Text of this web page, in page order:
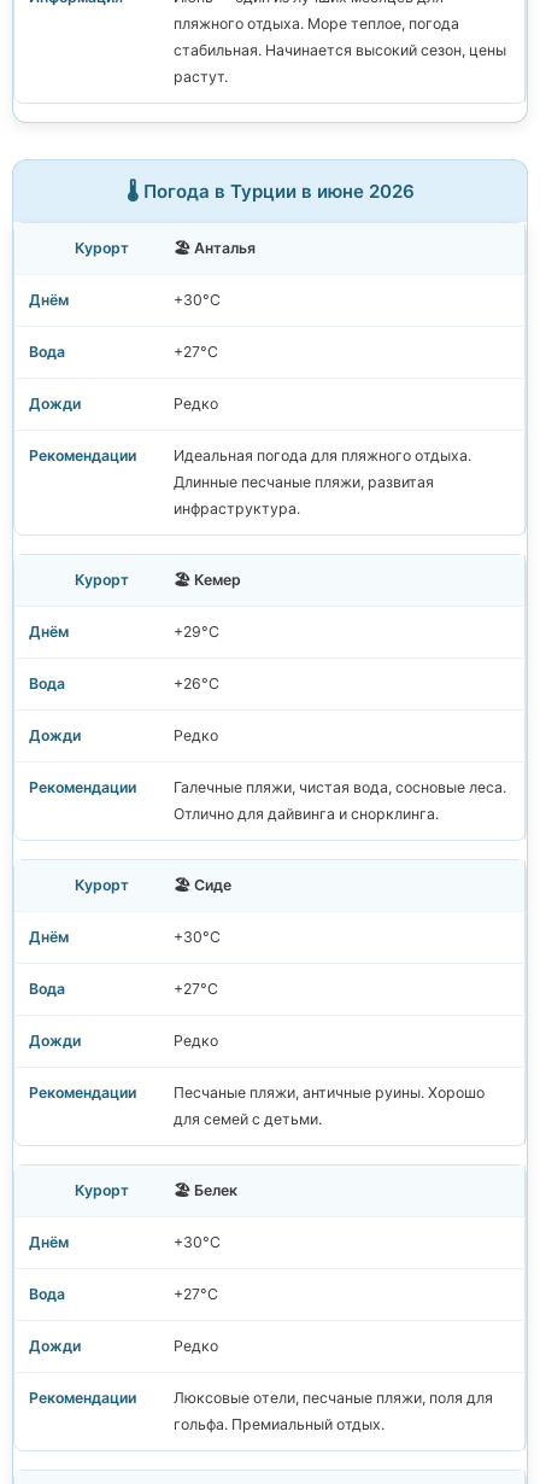
пляжного отдыха. Море теплое, погода
стабильная. Начинается высокий сезон, цены
растут.
🌡️ Погода в Турции в июне 2026
🏖️ Анталья
+30°C
+27°C
Редко
Идеальная погода для пляжного отдыха.
Длинные песчаные пляжи, развитая
инфраструктура.
🏖️ Кемер
+29°C
+26°C
Редко
Галечные пляжи, чистая вода, сосновые леса.
Отлично для дайвинга и снорклинга.
🏖️ Сиде
+30°C
+27°C
Редко
Песчаные пляжи, античные руины. Хорошо
для семей с детьми.
🏖️ Белек
+30°C
+27°C
Редко
Люксовые отели, песчаные пляжи, поля для
гольфа. Премиальный отдых.